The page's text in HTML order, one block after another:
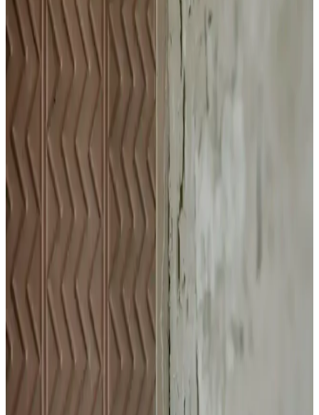
Urban Care Biotin & Keratin Dökülmeye Eğilimli
Saçlar İçin Şampuan Özellikleri ve Kullanıcı
Yorumları
Urban Care Biotin & Keratin şampuanı, dökülmeye eğilimli saçlar
için güçlendirici ve nemlendirici formülüyle saç sağlığını destekler,
kullanıcı memnuniyetini artırır.
Laventin Keratinli Bakım Spreyi ile Yıpranmış
Saçlarınızı Güçlendirin ve Canlandırın
Laventin aşırı yıpranmış saçlar için keratinli bakım spreyi, saçlara
parlaklık kazandırır, dökülmeyi azaltır ve güçlendirir. Günlük
kullanımda saçlarınız daha sağlıklı ve canlı görünür.
WAAW GOOD Keratin ve Kolajen İçeren Saç
Maskesi ile Sağlıklı ve Parlak Saçlar Elde Edin
WAAW GOOD saç maskesi, keratin ve kolajen içeriğiyle saçları
güçlendirir, onarır ve parlaklık kazandırır. Yedi doğal yağ ile nem
dengesini koruyarak sağlıklı ve hacimli saçlar sağlar.
Göz Altındaki Beyaz Noktalar: Milia Nedir ve Etkili
Tedavi Yöntemleri
Göz altındaki beyaz noktalar genellikle milia olarak bilinir. Bu
kistler cilt altında keratin birikmesiyle oluşur ve profesyonel
dermatolojik müdahale gerektirir. Topikal tedaviler ve evde